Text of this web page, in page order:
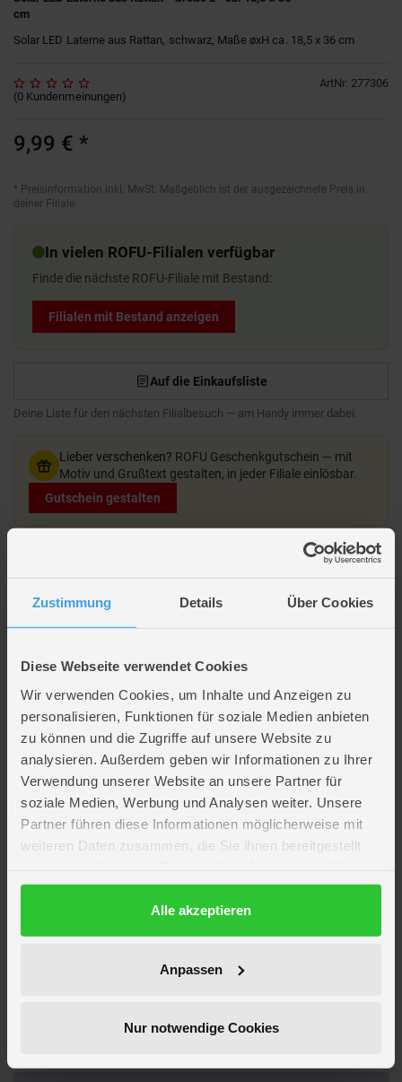
Zustimmung Details Über Cookies
Diese Webseite verwendet Cookies
Wir verwenden Cookies, um Inhalte und Anzeigen zu
personalisieren, Funktionen für soziale Medien anbieten
zu können und die Zugriffe auf unsere Website zu
analysieren. Außerdem geben wir Informationen zu Ihrer
Verwendung unserer Website an unsere Partner für
soziale Medien, Werbung und Analysen weiter. Unsere
Partner führen diese Informationen möglicherweise mit
weiteren Daten zusammen, die Sie ihnen bereitgestellt
gesammelt haben.
DatenschutzerklärungAlle akzeptieren
Anpassen
Nur notwendige Cookies
cm
Solar LED Laterne aus Rattan, schwarz, Maße øxH ca. 18,5 x 36 cm
ArtNr: 277306
(0 Kundenmeinungen)
9,99 € *
* Preisinformation inkl. MwSt. Maßgeblich ist der ausgezeichnete Preis in
deiner Filiale.
In vielen ROFU-Filialen verfügbar
Finde die nächste ROFU-Filiale mit Bestand:
Filialen mit Bestand anzeigen
Auf die Einkaufsliste
Deine Liste für den nächsten Filialbesuch — am Handy immer dabei.
Lieber verschenken? ROFU Geschenkgutschein — mit
Motiv und Grußtext gestalten, in jeder Filiale einlösbar.
Gutschein gestalten
Solar LED Laterne aus Rattan - Größe L - ca. 18,5 x 36 cm
Farbe
schwarz
Artikelmaße
Breite ca. 18,5 cm
Höhe ca. 36 cm
Batterien
1 x LR6 Mignon AA (enthalten)
WEEE-Reg.-Nr.
DE47286121
Marke
MICA Living
Artikelnummer des Herstellers